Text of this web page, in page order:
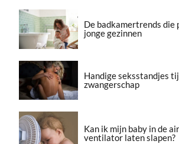
De badkamertrends die
jonge gezinnen
Handige seksstandjes
zwangerschap
Kan ik mijn baby in de
ventilator laten slapen?